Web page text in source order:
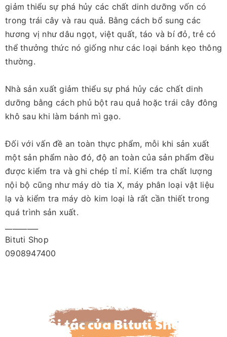
giảm thiểu sự phá hủy các chất dinh dưỡng vốn có
trong trái cây và rau quả. Bằng cách bổ sung các
hương vị như dâu ngọt, việt quất, táo và bí đỏ, trẻ có
thể thưởng thức nó giống như các loại bánh kẹo thông
thường.
Nhà sản xuất giảm thiểu sự phá hủy các chất dinh
dưỡng bằng cách phủ bột rau quả hoặc trái cây đông
khô sau khi làm bánh mì gạo.
Đối với vấn đề an toàn thực phẩm, mỗi khi sản xuất
một sản phẩm nào đó, độ an toàn của sản phẩm đều
được kiểm tra và ghi chép tỉ mỉ. Kiểm tra chất lượng
nội bộ cũng như máy dò tia X, máy phân loại vật liệu
lạ và kiểm tra máy dò kim loại là rất cần thiết trong
quá trình sản xuất.
Bituti Shop
0908947400
Đối tác của Bituti Shop